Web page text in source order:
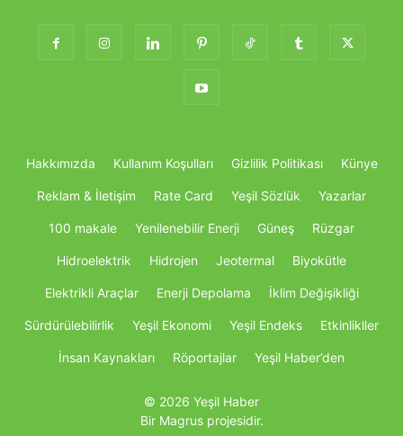
Hakkımızda Kullanım Koşulları Gizlilik Politikası Künye
Reklam & İletişim Rate Card Yeşil Sözlük Yazarlar
100 makale Yenilenebilir Enerji Güneş Rüzgar
Hidroelektrik Hidrojen Jeotermal Biyokütle
Elektrikli Araçlar Enerji Depolama İklim Değişikliği
Sürdürülebilirlik Yeşil Ekonomi Yeşil Endeks Etkinlikller
İnsan Kaynakları Röportajlar Yeşil Haber’den
© 2026 Yeşil Haber
Bir Magrus projesidir.